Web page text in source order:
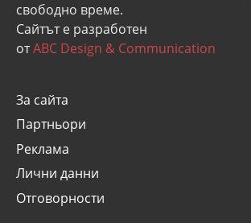
свободно време.
Сайтът е разработен
отABC Design & Communication
За сайта
Партньори
Реклама
Лични данни
Отговорности